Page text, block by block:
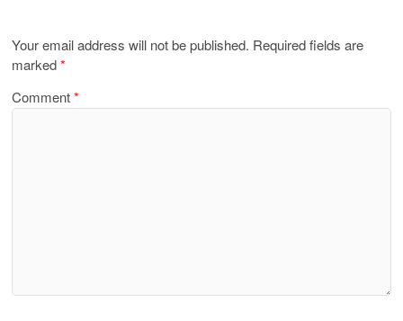
Your email address will not be published. Required fields are
marked*
Comment*